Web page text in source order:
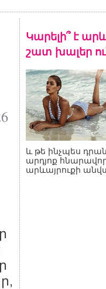
Կարելի՞ է
շատ խալեր
և թե ինչպես
արդյոք
արևայրուքի